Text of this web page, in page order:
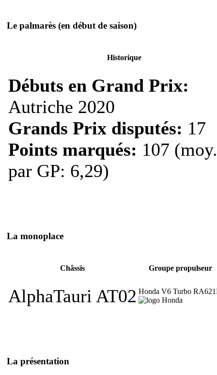
Le palmarès (en début de saison)
Historique
Débuts en Grand Prix:
Autriche 2020
Grands Prix disputés: 17
Points marqués: 107 (moy.
par GP: 6,29)
La monoplace
Châssis Groupe propulseur
AlphaTauri AT02 Honda V6 Turbo
La présentation